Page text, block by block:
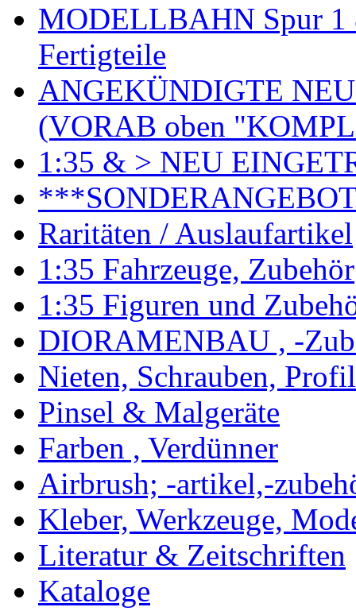
MODELLBAHN Spur 1
Fertigteile
ANGEKÜNDIGTE
(VORAB oben
1:35 & > NEU
Raritäten / Auslaufartikel
1:35 Fahrzeuge, Zubehör
1:35 Figuren und
DIORAMENBAU , -
Nieten, Schrauben,
Pinsel & Malgeräte
Farben , Verdünner
Airbrush; -artikel,-
Kleber, Werkzeuge,
Literatur & Zeitschriften
Kataloge